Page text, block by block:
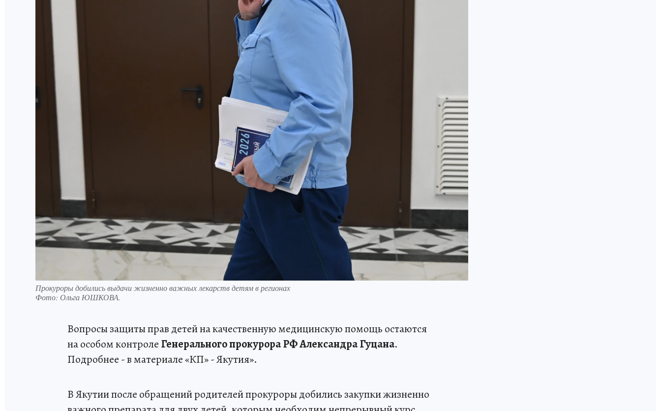
Прокуроры добились выдачи жизненно важных лекарств детям в регионах
Фото: Ольга ЮШКОВА.
Вопросы защиты прав детей на качественную медицинскую помощь остаются
на особом контроле Генерального прокурора РФ Александра Гуцана.
Подробнее - в материале «КП» - Якутия».
В Якутии после обращений родителей прокуроры добились закупки жизненно